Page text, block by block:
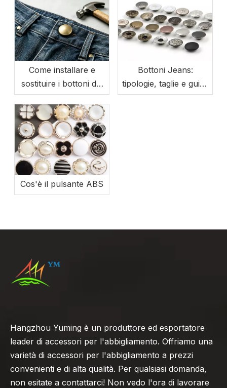
Come installare e
sostituire i bottoni dei
jeans (adatto ai
principianti)
Bottoni Jeans:
tipologie, taglie e guida
all'acquisto
Cos'è il pulsante ABS
Hangzhou Yuming è un produttore ed esportatore
leader di accessori per l'abbigliamento. Offriamo una
varietà di accessori per l'abbigliamento a prezzi
convenienti e di alta qualità. Per qualsiasi domanda,
non esitate a contattarci! Non vedo l'ora di lavorare